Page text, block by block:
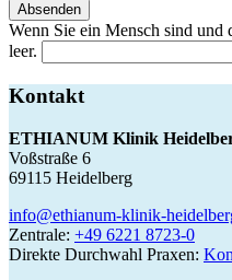
Absenden
Wenn Sie ein Mensch sind und
leer.
Kontakt
ETHIANUM Klinik
Voßstraße 6
69115 Heidelberg
info@ethianum-klinik-
Zentrale: +49 6221 8723-0
Direkte Durchwahl Praxen: